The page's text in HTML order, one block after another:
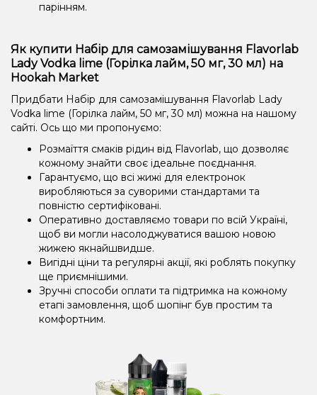
парінням.
Як купити Набір для самозамішування Flavorlab
Lady Vodka lime (Горілка лайм, 50 мг, 30 мл) на
Hookah Market
Придбати Набір для самозамішування Flavorlab Lady
Vodka lime (Горілка лайм, 50 мг, 30 мл) можна на нашому
сайті. Ось що ми пропонуємо:
Розмаїття смаків рідин від Flavorlab, що дозволяє
кожному знайти своє ідеальне поєднання.
Гарантуємо, що всі жижі для електронок
виробляються за суворими стандартами та
повністю сертифіковані.
Оперативно доставляємо товари по всій Україні,
щоб ви могли насолоджуватися вашою новою
жижею якнайшвидше.
Вигідні ціни та регулярні акції, які роблять покупку
ще приємнішими.
Зручні способи оплати та підтримка на кожному
етапі замовлення, щоб шопінг був простим та
комфортним.